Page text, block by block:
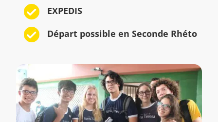
EXPEDIS
Départ possible en Seconde Rhéto